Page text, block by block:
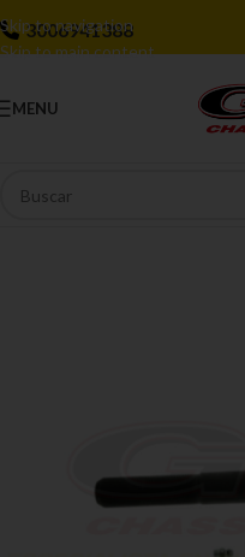
Skip to navigation
Skip to main content
3006941388
MENU